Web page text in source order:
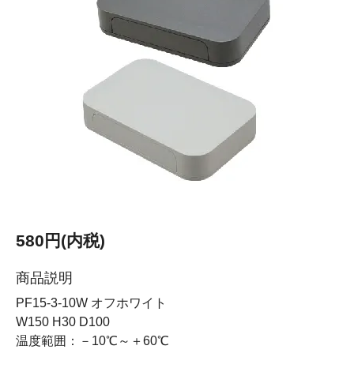
580円(内税)
商品説明
PF15-3-10W オフホワイト
W150 H30 D100
温度範囲：－10℃～＋60℃